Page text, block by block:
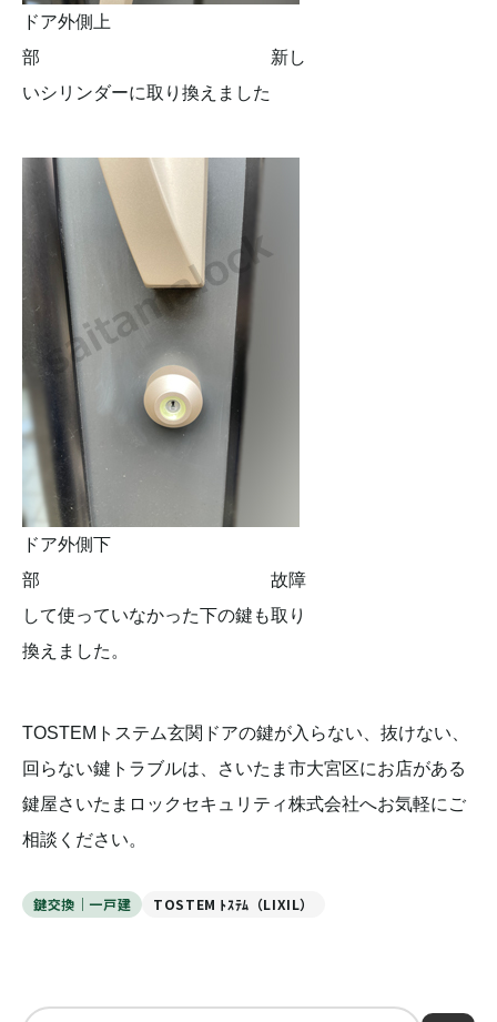
ドア外側上
部 新し
いシリンダーに取り換えました
ドア外側下
部 故障
して使っていなかった下の鍵も取り
換えました。
TOSTEMトステム玄関ドアの鍵が入らない、抜けない、
回らない鍵トラブルは、さいたま市大宮区にお店がある
鍵屋さいたまロックセキュリティ株式会社へお気軽にご
相談ください。
鍵交換｜一戸建 TOSTEM ﾄｽﾃﾑ（LIXIL）